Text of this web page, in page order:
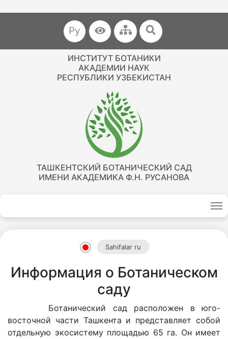
Ру
ИНСТИТУТ БОТАНИКИ
АКАДЕМИИ НАУК
РЕСПУБЛИКИ УЗБЕКИСТАН
ТАШКЕНТСКИЙ БОТАНИЧЕСКИЙ САД
ИМЕНИ АКАДЕМИКА Ф.Н. РУСАНОВА
Sahifalar ru
Информация о Ботаническом
саду
Ботанический сад расположен в юго-
восточной части Ташкента и представляет собой
отдельную экосистему площадью 65 га. Он имеет